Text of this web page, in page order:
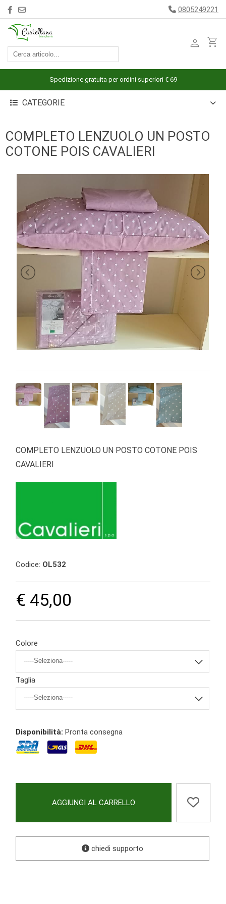
ACCESSORI
ARREDAMENTO
BIANCHERIA
CUCINA
INTIMO
PIGIAMERIA
OUTLET
BRAND
0805249221
person shopping_cart
Spedizione gratuita per ordini superiori € 69
CATEGORIE
COMPLETO LENZUOLO UN POSTO
COTONE POIS CAVALIERI
COMPLETO LENZUOLO UN POSTO COTONE POIS
CAVALIERI
Codice: OL532
€ 45,00
Colore
Taglia
Disponibilità: Pronta consegna
AGGIUNGI AL CARRELLO
chiedi supporto